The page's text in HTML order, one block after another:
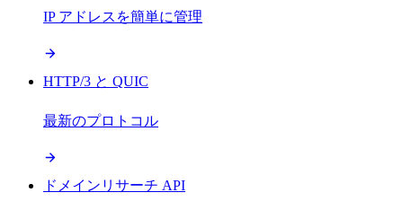
IP アドレスを簡単に管理
HTTP/3 と QUIC
最新のプロトコル
ドメインリサーチ API